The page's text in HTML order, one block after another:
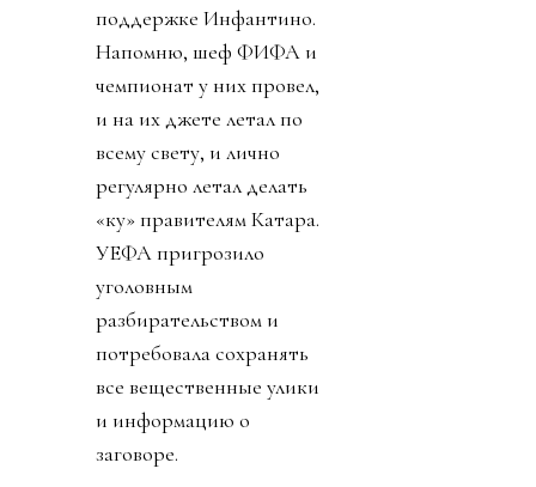
поддержке Инфантино.
Напомню, шеф ФИФА и
чемпионат у них провел,
и на их джете летал по
всему свету, и лично
регулярно летал делать
«ку» правителям Катара.
УЕФА пригрозило
уголовным
разбирательством и
потребовала сохранять
все вещественные улики
и информацию о
заговоре.